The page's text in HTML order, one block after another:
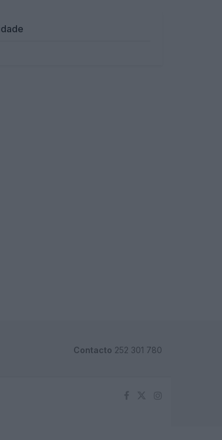
Contacto 252 301 780